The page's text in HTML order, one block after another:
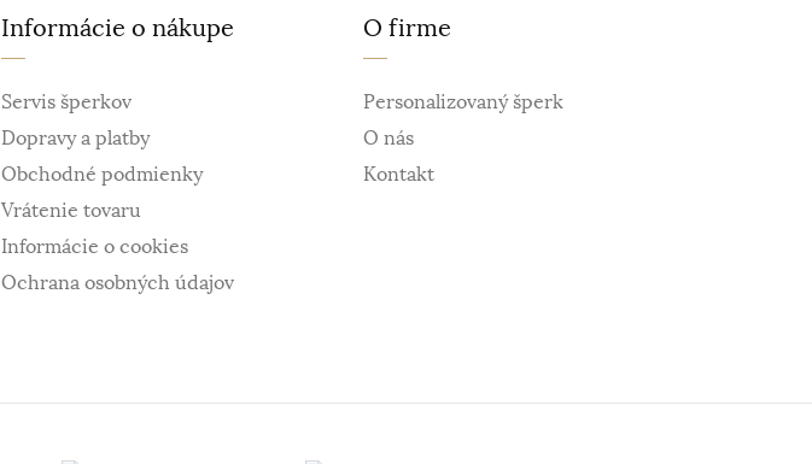
Informácie o nákupe
Servis šperkov
Dopravy a platby
Obchodné podmienky
Vrátenie tovaru
Informácie o cookies
Ochrana osobných údajov
O firme
Personalizovaný šperk
O nás
Kontakt